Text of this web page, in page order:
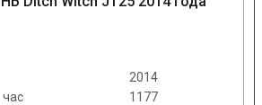
2014
1177